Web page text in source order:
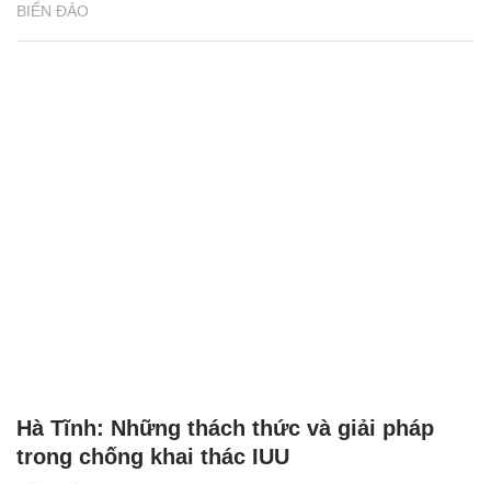
BIỂN ĐẢO
Hà Tĩnh: Những thách thức và giải pháp
trong chống khai thác IUU